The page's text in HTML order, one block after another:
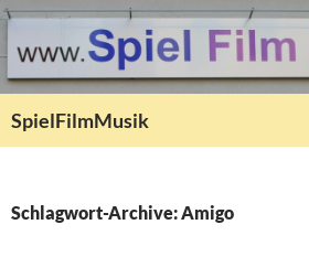
SpielFilmMusik
Schlagwort-Archive: Amigo